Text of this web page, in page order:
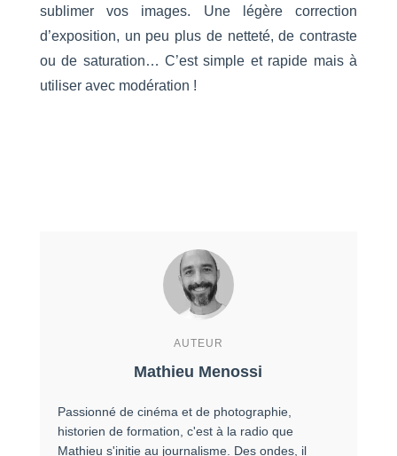
sublimer vos images. Une légère correction
d’exposition, un peu plus de netteté, de contraste
ou de saturation… C’est simple et rapide mais à
utiliser avec modération !
AUTEUR
Mathieu Menossi
Passionné de cinéma et de photographie,
historien de formation, c'est à la radio que
Mathieu s'initie au journalisme. Des ondes, il